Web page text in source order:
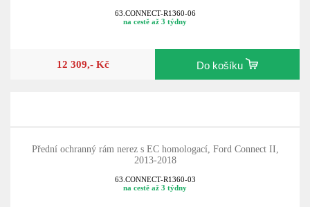
63.CONNECT-R1360-06
na cestě až 3 týdny
12 309,- Kč Do košíku
Přední ochranný rám nerez s EC homologací, Ford Connect II,
2013-2018
63.CONNECT-R1360-03
na cestě až 3 týdny